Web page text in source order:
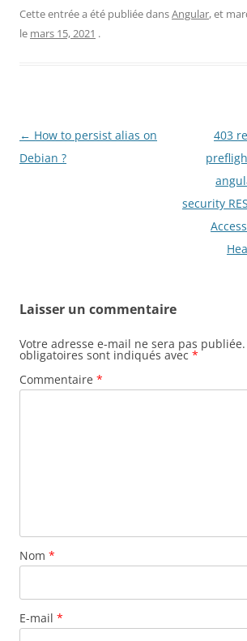
Cette entrée a été publiée dansAngular, et
le mars 15, 2021 .
Navigation
des
← How to persist alias on
Debian ?
403
security
Laisser un commentaire
Votre adresse e-mail ne sera pas publiée.
obligatoires sont indiqués avec *
Commentaire *
Nom *
E-mail *